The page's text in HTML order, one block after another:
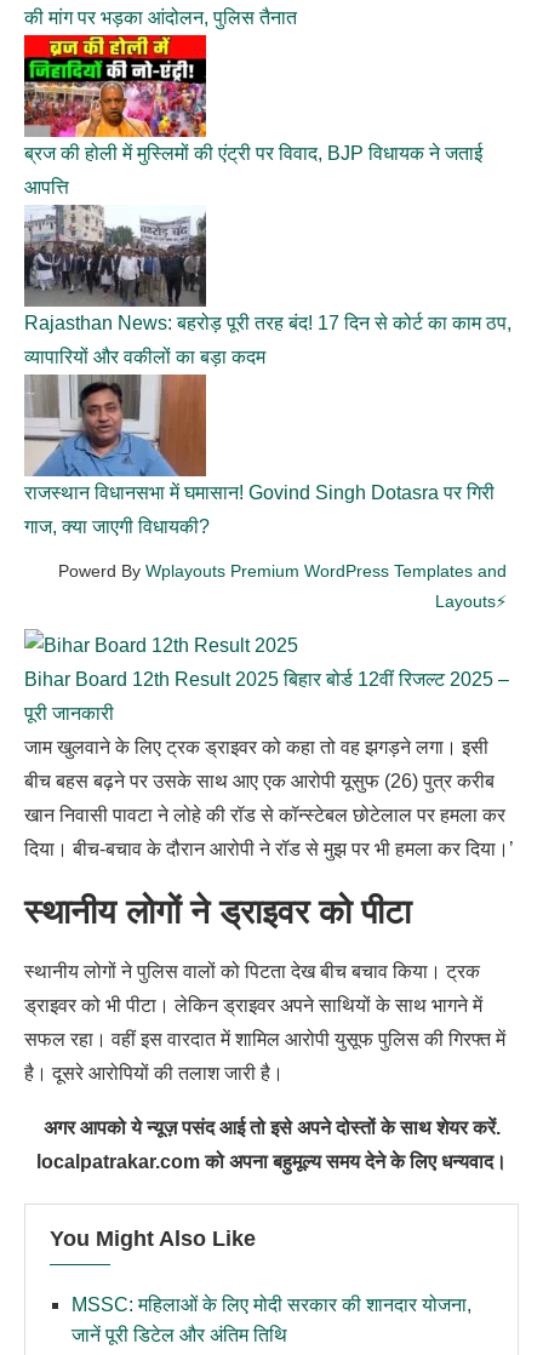
की मांग पर भड़का आंदोलन, पुलिस तैनात
ब्रज की होली में मुस्लिमों की एंट्री पर विवाद, BJP विधायक ने जताई
आपत्ति
Rajasthan News: बहरोड़ पूरी तरह बंद! 17 दिन से कोर्ट का काम ठप,
व्यापारियों और वकीलों का बड़ा कदम
राजस्थान विधानसभा में घमासान! Govind Singh Dotasra पर गिरी
गाज, क्या जाएगी विधायकी?
Powerd By Wplayouts Premium WordPress Templates and
Layouts⚡
Bihar Board 12th Result 2025 बिहार बोर्ड 12वीं रिजल्ट 2025 –
पूरी जानकारी
जाम खुलवाने के लिए ट्रक ड्राइवर को कहा तो वह झगड़ने लगा। इसी
बीच बहस बढ़ने पर उसके साथ आए एक आरोपी यूसुफ (26) पुत्र करीब
खान निवासी पावटा ने लोहे की रॉड से कॉन्स्टेबल छोटेलाल पर हमला कर
दिया। बीच-बचाव के दौरान आरोपी ने रॉड से मुझ पर भी हमला कर दिया।’
स्थानीय लोगों ने ड्राइवर को पीटा
स्थानीय लोगों ने पुलिस वालों को पिटता देख बीच बचाव किया। ट्रक
ड्राइवर को भी पीटा। लेकिन ड्राइवर अपने साथियों के साथ भागने में
सफल रहा। वहीं इस वारदात में शामिल आरोपी युसूफ पुलिस की गिरफ्त में
है। दूसरे आरोपियों की तलाश जारी है।
अगर आपको ये न्यूज़ पसंद आई तो इसे अपने दोस्तों के साथ शेयर करें.
localpatrakar.com को अपना बहुमूल्य समय देने के लिए धन्यवाद।
You Might Also Like
MSSC: महिलाओं के लिए मोदी सरकार की शानदार योजना,
जानें पूरी डिटेल और अंतिम तिथि